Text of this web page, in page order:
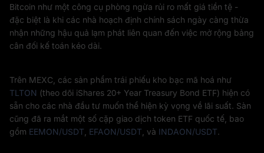
Bitcoin như một công cụ phòng ngừa rủi ro mất giá tiền tệ -
đặc biệt là khi các nhà hoạch định chính sách ngày càng thừa
nhận những hậu quả lạm phát liên quan đến việc mở rộng bảng
cân đối kế toán kéo dài.
Trên MEXC, các sản phẩm trái phiếu kho bạc mã hoá như
TLTON (theo dõi iShares 20+ Year Treasury Bond ETF) hiện có
sẵn cho các nhà đầu tư muốn thể hiện kỳ vọng về lãi suất. Sàn
cũng đã ra mắt một số cặp giao dịch token ETF quốc tế, bao
gồm EEMON/USDT EFAON/USDT , và INDAON/USDT.